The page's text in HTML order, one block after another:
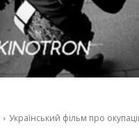
Український фільм про